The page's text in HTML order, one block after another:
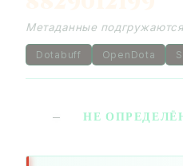
Метаданные
Dotabuff OpenDota
— НЕ